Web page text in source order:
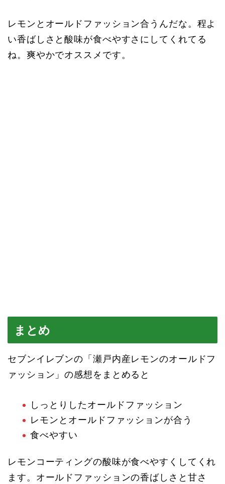
レモンとオールドファッション合うんだな。程よ
い香ばしさと酸味が食べやすさにしてくれてる
ね。爽やかでオススメです。
まとめ
セブンイレブンの「瀬戸内産レモンのオールドフ
ァッション」の感想をまとめると
しっとりしたオールドファッション
レモンとオールドファッションが合う
食べやすい
レモンコーティングの酸味が食べやすくしてくれ
ます。オールドファッションの香ばしさと甘さ